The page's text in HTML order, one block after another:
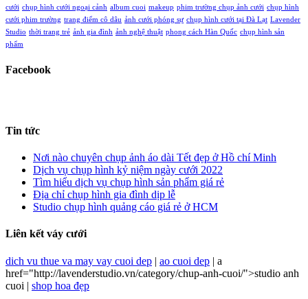
cưới chụp hình cưới ngoại cảnh album cuoi makeup phim trường chụp ảnh cưới chụp hình
cưới phim trường trang điểm cô dâu ảnh cưới phóng sự chụp hình cưới tại Đà Lạt Lavender
Studio thời trang trẻ ảnh gia đình ảnh nghệ thuật phong cách Hàn Quốc chụp hình sản
phẩm
Facebook
Tin tức
Nơi nào chuyên chụp ảnh áo dài Tết đẹp ở Hồ chí Minh
Dịch vụ chụp hình kỷ niệm ngày cưới 2022
Tìm hiểu dịch vụ chụp hình sản phẩm giá rẻ
Địa chỉ chụp hình gia đình dịp lễ
Studio chụp hình quảng cáo giá rẻ ở HCM
Liên kết váy cưới
dich vu thue va may vay cuoi dep | ao cuoi dep | a
href="http://lavenderstudio.vn/category/chup-anh-cuoi/">studio anh
cuoi | shop hoa đẹp